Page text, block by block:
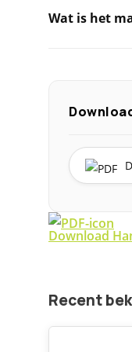
Wat is het
Download
Recent